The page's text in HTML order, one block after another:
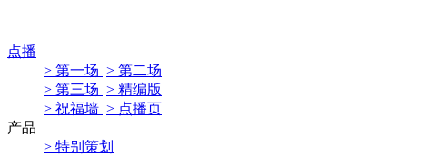
点播
> 第一场 > 第二场
> 第三场 > 精编版
> 祝福墙 > 点播页
产品
> 特别策划